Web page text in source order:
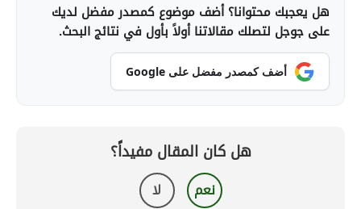
هل يعجبك محتوانا؟ أضف موضوع كمصدر مفضل لديك
على جوجل لتصلك مقالاتنا أولاً بأول في نتائج البحث.
أضف كمصدر مفضل على Google
هل كان المقال مفيداً؟
نعم لا